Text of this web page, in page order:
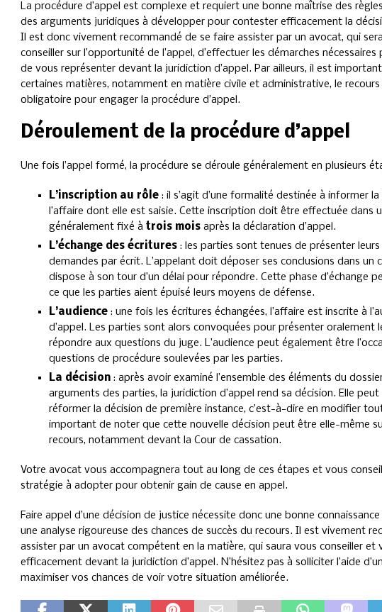
La procédure d’appel est complexe et requiert une bonne maîtrise des
des arguments juridiques à développer pour contester efficacement la
Il est donc vivement recommandé de se faire assister par un avocat, qui
conseiller sur l’opportunité de l’appel, d’effectuer les démarches
de vous représenter devant la juridiction d’appel. Par ailleurs, il est
certaines matières, notamment en matière civile et administrative, le
obligatoire pour engager la procédure d’appel.
Déroulement de la procédure d’appel
Une fois l’appel formé, la procédure se déroule généralement en plusieurs
L’inscription au rôle: il s’agit d’une formalité destinée à informer
l’affaire dont elle est saisie. Cette inscription doit être effectuée dans
généralement fixé à trois moisaprès la déclaration d’appel.
L’échange des écritures: les parties sont tenues de présenter
demandes par écrit. L’appelant doit déposer ses conclusions dans un
dispose à son tour d’un délai pour répondre. Cette phase d’échange
ce que les parties aient épuisé leurs moyens de défense.
L’audience: une fois les écritures échangées, l’affaire est inscrite à
d’appel. Les parties sont alors convoquées pour présenter oralement
répondre aux questions du juge. L’audience peut également être
questions de procédure soulevées par les parties.
La décision: après avoir examiné l’ensemble des éléments du
arguments des parties, la juridiction d’appel rend sa décision. Elle
réformer la décision de première instance, c’est-à-dire en modifier
important de noter que cette nouvelle décision peut être elle-même
recours, notamment devant la Cour de cassation.
Votre avocat vous accompagnera tout au long de ces étapes et vous
stratégie à adopter pour obtenir gain de cause en appel.
Faire appel d’une décision de justice nécessite donc une bonne
une analyse rigoureuse des chances de succès du recours. Il est vivement
assister par un avocat compétent en la matière, qui saura vous conseiller et
efficacement devant la juridiction d’appel. N’hésitez pas à solliciter l’aide
maximiser vos chances de voir votre situation améliorée.